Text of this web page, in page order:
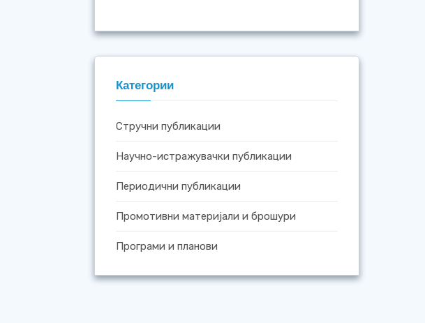
Категории
Стручни публикации
Научно-истражувачки публикации
Периодични публикации
Промотивни материјали и брошури
Програми и планови